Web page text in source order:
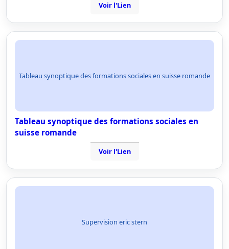
Voir l'Lien
Tableau synoptique des formations sociales en suisse romande
Tableau synoptique des formations sociales en
suisse romande
Voir l'Lien
Supervision eric stern